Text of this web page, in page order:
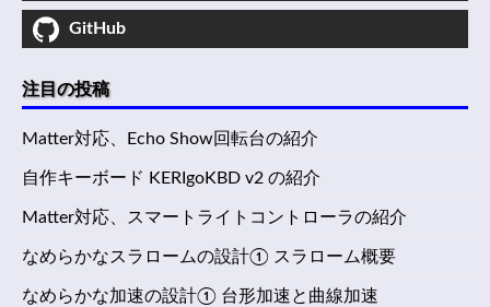
GitHub
注目の投稿
Matter対応、Echo Show回転台の紹介
自作キーボード KERIgoKBD v2 の紹介
Matter対応、スマートライトコントローラの紹介
なめらかなスラロームの設計① スラローム概要
なめらかな加速の設計① 台形加速と曲線加速